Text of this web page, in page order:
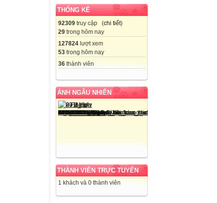
THỐNG KÊ
92309 truy cập (chi tiết)
29 trong hôm nay
127824 lượt xem
53 trong hôm nay
36 thành viên
ẢNH NGẪU NHIÊN
THÀNH VIÊN TRỰC TUYẾN
1 khách và 0 thành viên